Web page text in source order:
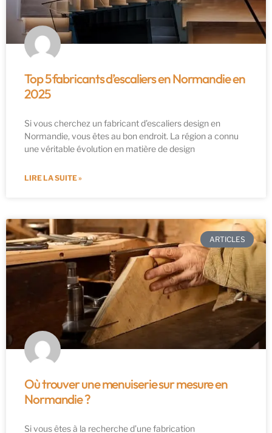
Top 5 fabricants d’escaliers en Normandie en
2025
Si vous cherchez un fabricant d’escaliers design en
Normandie, vous êtes au bon endroit. La région a connu
une véritable évolution en matière de design
LIRE LA SUITE »
ARTICLES
Où trouver une menuiserie sur mesure en
Normandie ?
Si vous êtes à la recherche d’une fabrication